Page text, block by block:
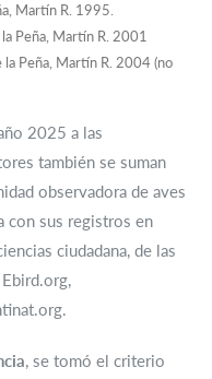
Martín R. 1995.
Peña, Martín R. 2001
la Peña, Martín R. 2004 (no
2025 a las
también se suman
observadora de aves
con sus registros en
ciudadana, de las
, se tomó el criterio